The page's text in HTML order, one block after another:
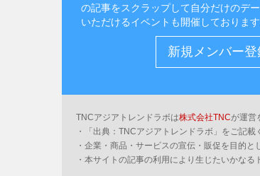
の記事をスクラップして自分だけのデ
いただけるイベントも開催しております
新規メンバー
TNCアジアトレンドラボは株式会社TNCが運営
・「出典：TNCアジアトレンドラボ」をご記載
・企業・商品・サービスの宣伝・販促を目的と
・本サイトの記事の利用により生じたいかな